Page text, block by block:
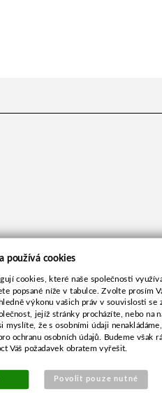
pro
používá cookies
cookies, které naše společnosti
popsané níže v tabulce. Zvolte prosím
výkonu vašich práv v souvislosti se
jejíž stránky procházíte, nebo na
myslíte, že s osobními údaji
ochranu osobních údajů. Budeme však
Váš požadavek obratem vyřešit.
Povolit pouze nutné